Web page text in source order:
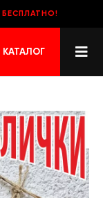
БЕСПЛАТНО!
КАТАЛОГ